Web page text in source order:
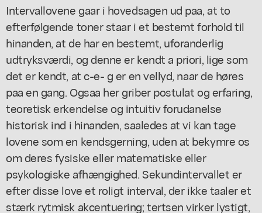
Intervallovene gaar i hovedsagen ud paa, at to
efterfølgende toner staar i et bestemt forhold til
hinanden, at de har en bestemt, uforanderlig
udtryksværdi, og denne er kendt a priori, lige som
det er kendt, at c-e- g er en vellyd, naar de høres
paa en gang. Ogsaa her griber postulat og erfaring,
teoretisk erkendelse og intuitiv forudanelse
historisk ind i hinanden, saaledes at vi kan tage
lovene som en kendsgerning, uden at bekymre os
om deres fysiske eller matematiske eller
psykologiske afhængighed. Sekundintervallet er
efter disse love et roligt interval, der ikke taaler et
stærk rytmisk akcentuering; tertsen virker lystigt,